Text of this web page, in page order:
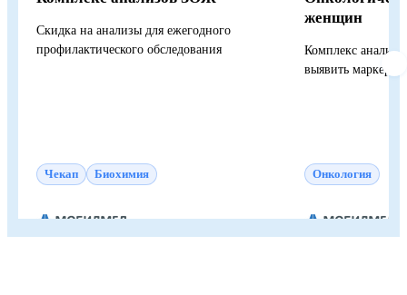
Скидка на анализы для ежегодного
профилактического обследования
Чекап Биохимия
женщин
Комплекс
выявить маркеры
Онкология